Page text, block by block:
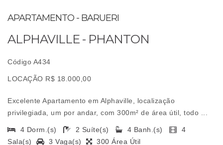
APARTAMENTO - BARUERI
ALPHAVILLE - PHANTON
Código A434
LOCAÇÃO R$ 18.000,00
Excelente Apartamento em Alphaville, localização
privilegiada, um por andar, com 300m² de área útil, todo ...
4 Dorm.(s) 2 Suíte(s) 4 Banh.(s)
4
Sala(s)
3 Vaga(s) 300 Área Útil